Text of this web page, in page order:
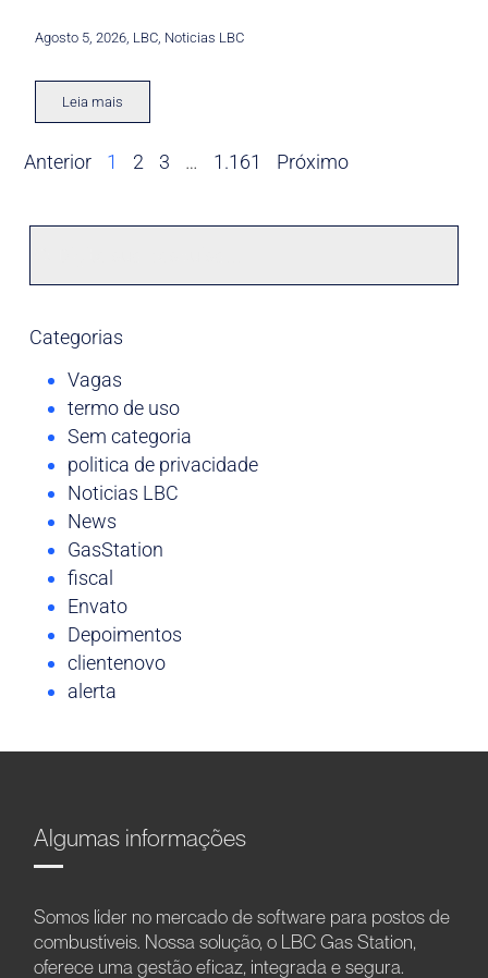
Agosto 5, 2026 LBC Noticias LBC
Leia mais
Anterior 1 2 3 … 1.161 Próximo
Categorias
Vagas
termo de uso
Sem categoria
politica de privacidade
Noticias LBC
News
GasStation
fiscal
Envato
Depoimentos
clientenovo
alerta
Algumas informações
Somos líder no mercado de software para postos de
combustíveis. Nossa solução, o LBC Gas Station,
oferece uma gestão eficaz, integrada e segura.